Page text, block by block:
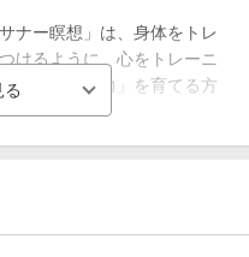
ナー瞑想」は、身体をトレ
けるように、心をトレーニ
ない「心の力」を育てる方
教の知識は必要ありませ
ご自身の幸せを発見できる